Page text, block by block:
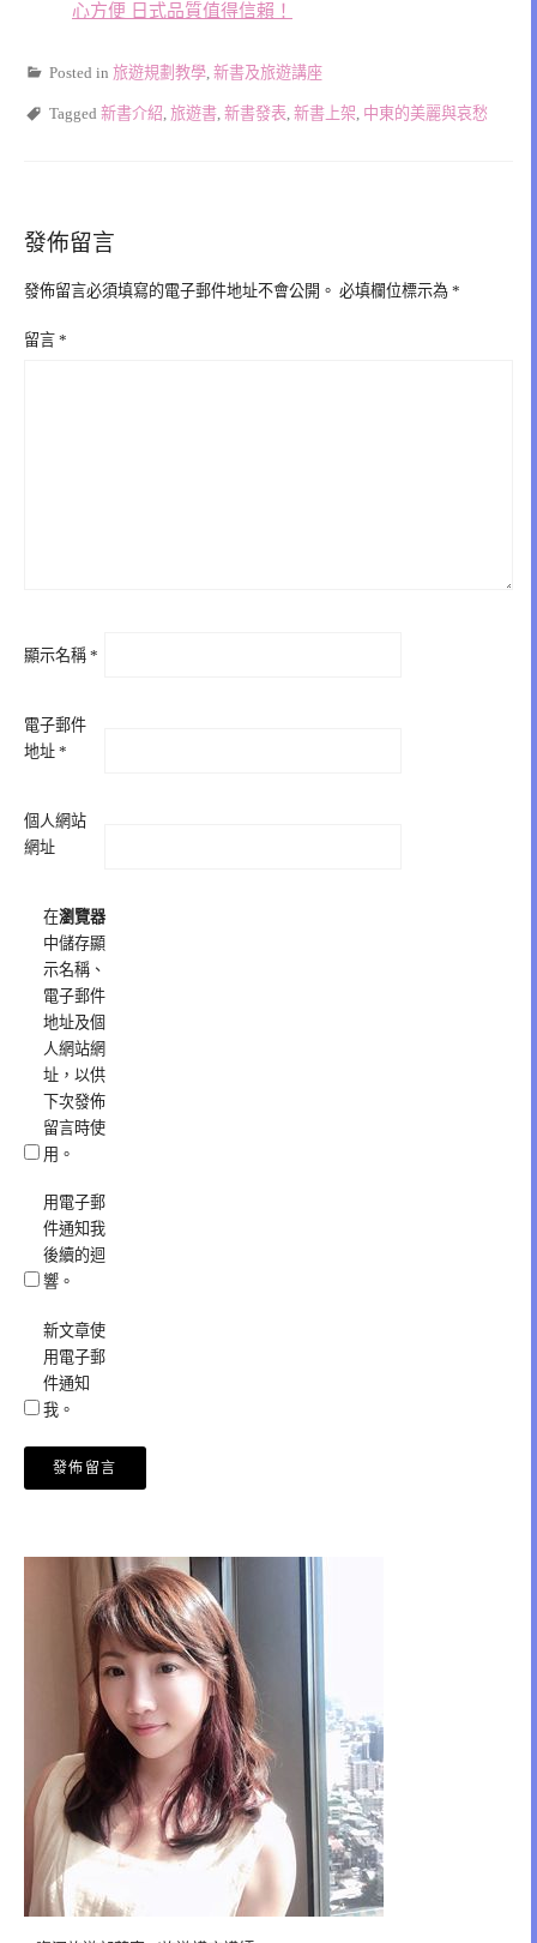
心方便 日式品質值得信賴！
Posted in 旅遊規劃教學 新書及旅遊講座
Tagged 新書介紹 旅遊書 新書發表 新書上架 中東的美麗與哀愁
發佈留言
發佈留言必須填寫的電子郵件地址不會公開。 必填欄位標示為 *
留言 *
顯示名稱 *
電子郵件
地址 *
個人網站
網址
在瀏覽器
中儲存顯
示名稱、
電子郵件
地址及個
人網站網
址，以供
下次發佈
留言時使
用。
用電子郵
件通知我
後續的迴
響。
新文章使
用電子郵
件通知
我。